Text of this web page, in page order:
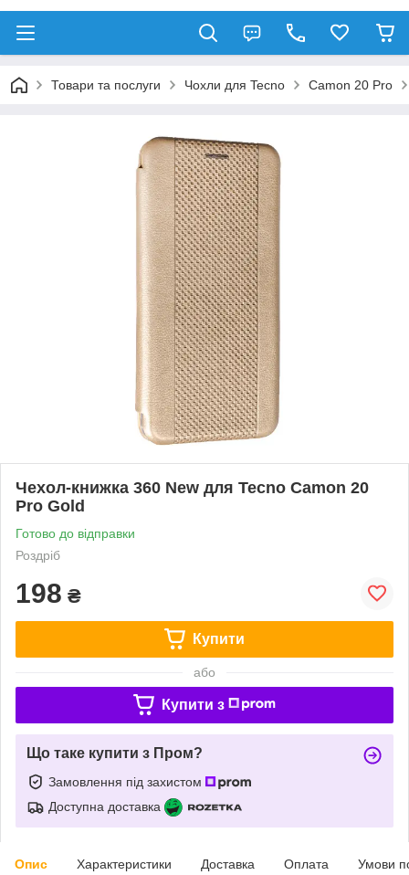
Товари та послуги Чохли для Tecno Camon 20 Pro
Чехол-книжка 360 New для Tecno Camon 20
Pro Gold
Готово до відправки
Роздріб
198 ₴
Купити
або
Купити з
Що таке купити з Пром?
Замовлення під захистом
Доступна доставка
Опис Характеристики Доставка Оплата Умови